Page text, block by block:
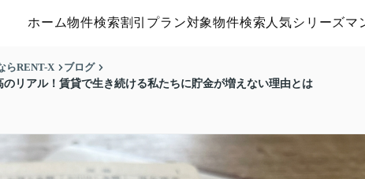
ホーム物件検索割引プラン対象物件検索 人気シリーズマ
らRENT-X
ブログ
リアル！賃貸で生き続ける私たちに貯金が増えない理由とは